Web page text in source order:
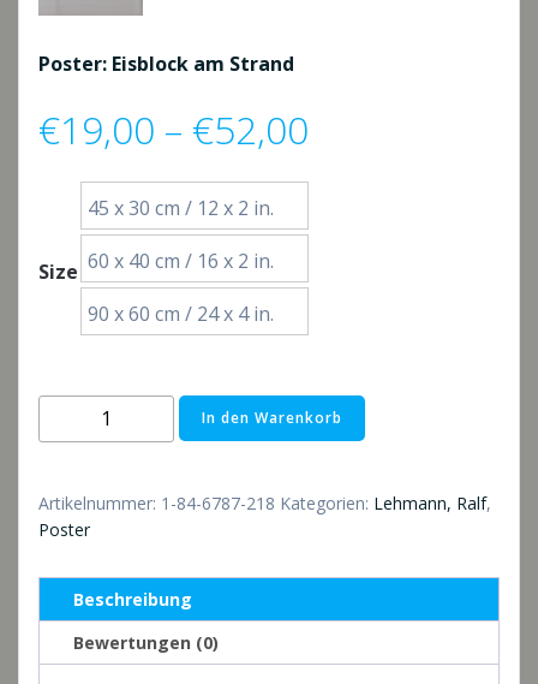
Poster: Eisblock am Strand
€19,00 – €52,00
€19,00
bis
Size
45 x 30 cm / 12 x 2 in.
60 x 40 cm / 16 x 2 in.
90 x 60 cm / 24 x 4 in.
Eisblock
Strand
Menge
In den Warenkorb
Artikelnummer: 1-84-6787-218 Kategorien: Lehmann, Ralf,
Poster
Beschreibung
Bewertungen (0)